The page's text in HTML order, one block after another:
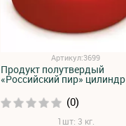
Артикул:3699
Продукт полутвердый
«Российский пир» цилиндр
(0)
1шт: 3 кг.